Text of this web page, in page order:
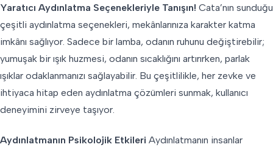
Yaratıcı Aydınlatma Seçenekleriyle Tanışın! Cata’nın sunduğu
çeşitli aydınlatma seçenekleri, mekânlarınıza karakter katma
imkânı sağlıyor. Sadece bir lamba, odanın ruhunu değiştirebilir;
yumuşak bir ışık huzmesi, odanın sıcaklığını artırırken, parlak
ışıklar odaklanmanızı sağlayabilir. Bu çeşitlilikle, her zevke ve
ihtiyaca hitap eden aydınlatma çözümleri sunmak, kullanıcı
deneyimini zirveye taşıyor.
Aydınlatmanın Psikolojik Etkileri Aydınlatmanın insanlar